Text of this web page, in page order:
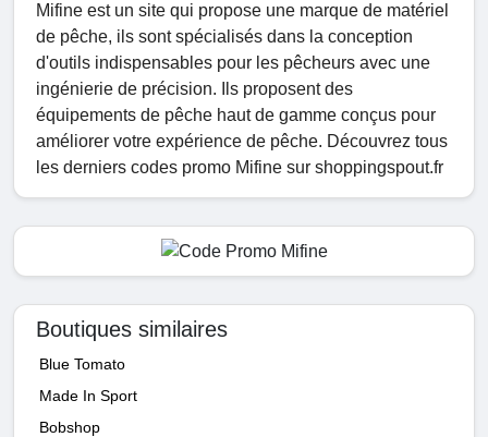
Mifine est un site qui propose une marque de matériel
de pêche, ils sont spécialisés dans la conception
d'outils indispensables pour les pêcheurs avec une
ingénierie de précision. Ils proposent des
équipements de pêche haut de gamme conçus pour
améliorer votre expérience de pêche. Découvrez tous
les derniers codes promo Mifine sur shoppingspout.fr
Boutiques similaires
Blue Tomato
Made In Sport
Bobshop